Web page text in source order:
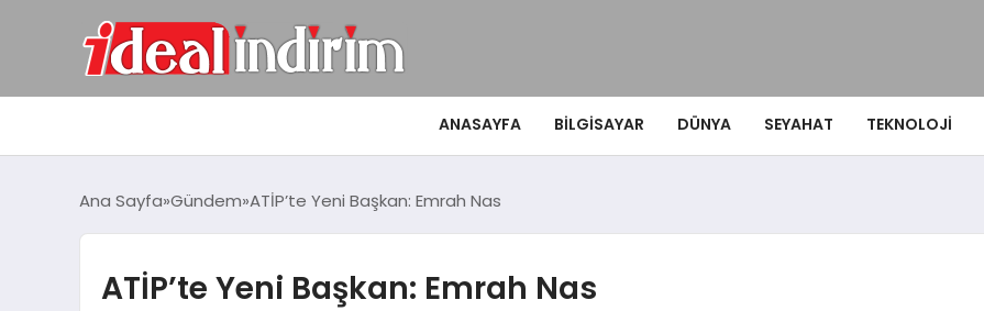
ANASAYFA BILGISAYAR DÜNYA SEYAHAT TEKNOLOJI
Ana Sayfa Gündem ATİP’te Yeni Başkan: Emrah Nas
ATİP’te Yeni Başkan: Emrah Nas